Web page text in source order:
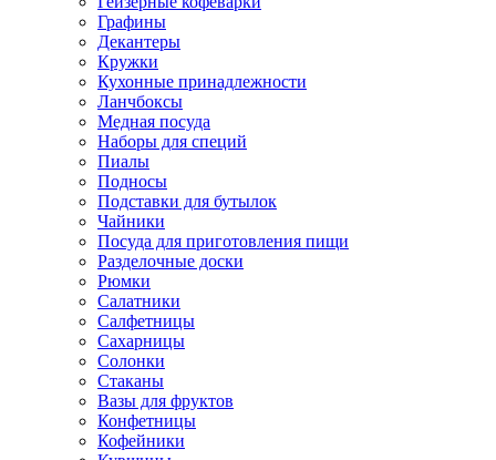
Графины
Декантеры
Кружки
Кухонные принадлежности
Ланчбоксы
Медная посуда
Наборы для специй
Пиалы
Подносы
Подставки для бутылок
Чайники
Посуда для приготовления пищи
Разделочные доски
Рюмки
Салатники
Салфетницы
Сахарницы
Солонки
Стаканы
Вазы для фруктов
Конфетницы
Кофейники